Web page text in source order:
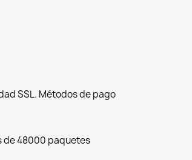
SSL. Métodos de pago
de 48000 paquetes